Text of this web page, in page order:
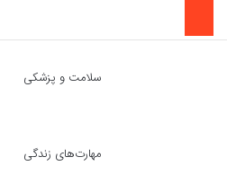
سلامت و پزشکی
مهارت‌های زندگی